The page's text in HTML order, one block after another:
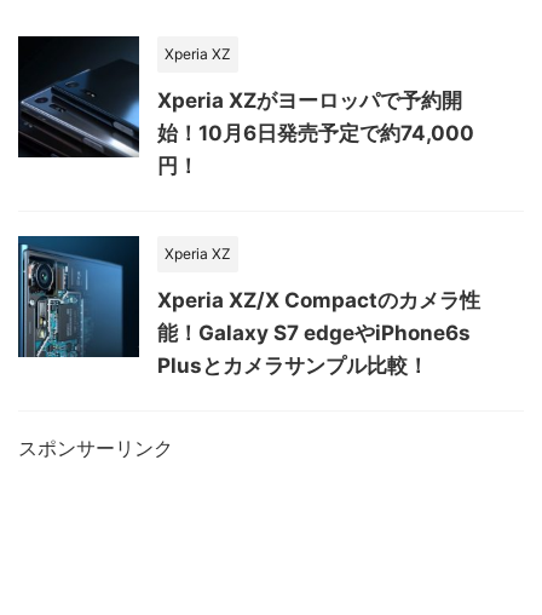
Xperia XZ
Xperia XZがヨーロッパで予約開
始！10月6日発売予定で約74,000
円！
Xperia XZ
Xperia XZ/X Compactのカメラ性
能！Galaxy S7 edgeやiPhone6s
Plusとカメラサンプル比較！
スポンサーリンク